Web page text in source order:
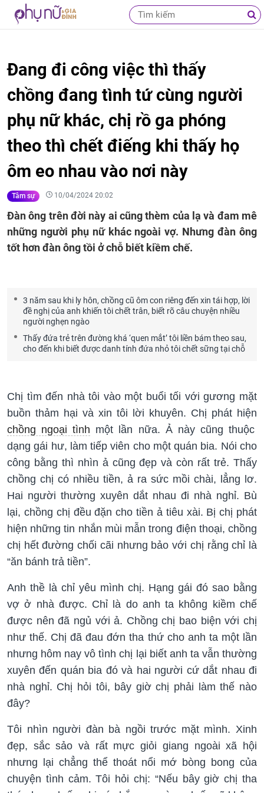
Đang đi công việc thì thấy
chồng đang tình tứ cùng người
phụ nữ khác, chị rồ ga phóng
theo thì chết điếng khi thấy họ
ôm eo nhau vào nơi này
Tâm sự 10/04/2024 20:02
Đàn ông trên đời này ai cũng thèm của lạ và đam mê
những người phụ nữ khác ngoài vợ. Nhưng đàn ông
tốt hơn đàn ông tồi ở chỗ biết kiềm chế.
3 năm sau khi ly hôn, chồng cũ ôm con riêng đến xin tái hợp, lời
đề nghị của anh khiến tôi chết trân, biết rõ câu chuyện nhiều
người nghẹn ngào
Thấy đứa trẻ trên đường khá ‘quen mắt’ tôi liền bám theo sau,
cho đến khi biết được danh tính đứa nhỏ tôi chết sững tại chỗ
Chị tìm đến nhà tôi vào một buổi tối với gương mặt
buồn thảm hại và xin tôi lời khuyên. Chị phát hiện
chồng ngoại tình một lần nữa. Ả này cũng thuộc
dạng gái hư, làm tiếp viên cho một quán bia. Nói cho
công bằng thì nhìn ả cũng đẹp và còn rất trẻ. Thấy
chồng chị có nhiều tiền, ả ra sức mồi chài, lẳng lơ.
Hai người thường xuyên dắt nhau đi nhà nghỉ. Bù
lại, chồng chị đều đặn cho tiền ả tiêu xài. Bị chị phát
hiện những tin nhắn mùi mẫn trong điện thoại, chồng
chị hết đường chối cãi nhưng bảo với chị rằng chỉ là
“ăn bánh trả tiền”.
Anh thề là chỉ yêu mình chị. Hạng gái đó sao bằng
vợ ở nhà được. Chỉ là do anh ta không kiềm chế
được nên đã ngủ với ả. Chồng chị bao biện với chị
như thế. Chị đã đau đớn tha thứ cho anh ta một lần
nhưng hôm nay vô tình chị lại biết anh ta vẫn thường
xuyên đến quán bia đó và hai người cứ dắt nhau đi
nhà nghỉ. Chị hỏi tôi, bây giờ chị phải làm thế nào
đây?
Tôi nhìn người đàn bà ngồi trước mặt mình. Xinh
đẹp, sắc sảo và rất mực giỏi giang ngoài xã hội
nhưng lại chẳng thể thoát nổi mớ bòng bong của
chuyện tình cảm. Tôi hỏi chị: “Nếu bây giờ chị tha